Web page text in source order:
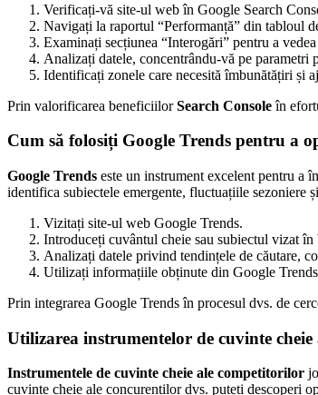
Verificați-vă site-ul web în Google Search
Navigați la raportul “Performanță” din tabloul
Examinați secțiunea “Interogări” pentru a
Analizați datele, concentrându-vă pe
Identificați zonele care necesită îmbunătățiri și
Prin valorificarea beneficiilorSearch Consoleîn
Cum să folosiți Google Trends pentru a
Google Trends este un instrument excelent pentru a
identifica subiectele emergente, fluctuațiile sezoniere
Vizitați site-ul web Google Trends.
Introduceți cuvântul cheie sau subiectul vizat în
Analizați datele privind tendințele de căutare,
Utilizați informațiile obținute din Google
Prin integrarea Google Trends în procesul dvs. de
Utilizarea instrumentelor de cuvinte
Instrumentele de cuvinte cheie ale competitorilor
cuvinte cheie ale concurenților dvs. puteți descoperi